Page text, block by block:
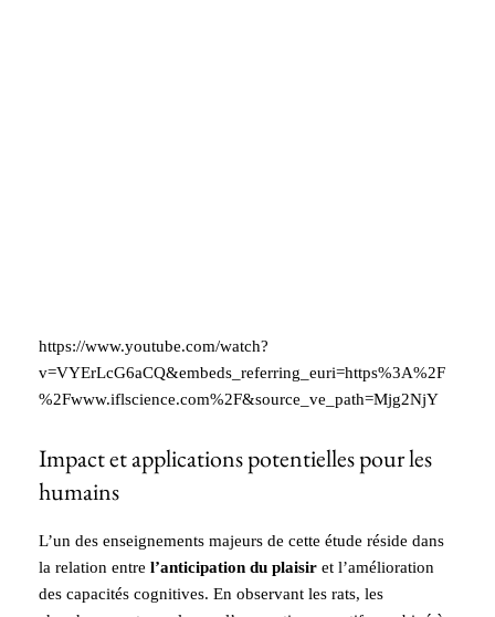
https://www.youtube.com/watch?
v=VYErLcG6aCQ&embeds_referring_euri=https%3A%2F
%2Fwww.iflscience.com%2F&source_ve_path=Mjg2NjY
Impact et applications potentielles pour les
humains
L’un des enseignements majeurs de cette étude réside dans
la relation entre l’anticipation du plaisir et l’amélioration
des capacités cognitives. En observant les rats, les